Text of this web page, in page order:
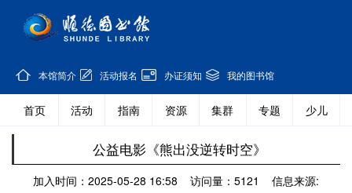
本馆简介 活动报名 办证须知 我的图书馆
首页 活动 指南 资源 集群 专题 少儿
公益电影《熊出没逆转时空》
加入时间：2025-05-28 16:58 访问量：5121 信息来源: